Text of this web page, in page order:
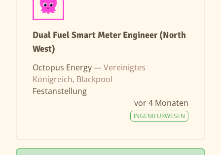
Dual Fuel Smart Meter Engineer (North
West)
Octopus Energy —Vereinigtes
Königreich, Blackpool
Festanstellung
vor 4 Monaten
INGENIEURWESEN